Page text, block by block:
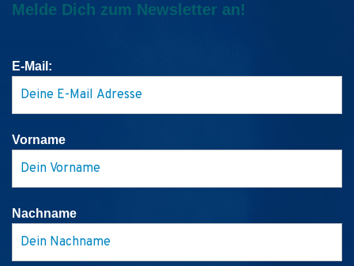
Melde Dich zum Newsletter an!
E-Mail:
Vorname
Nachname